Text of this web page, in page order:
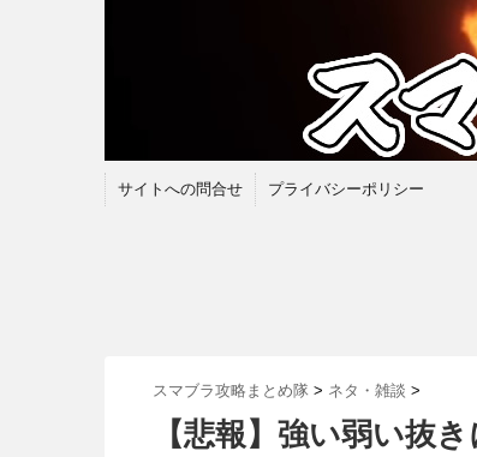
サイトへの問合せ プライバシーポリシー
スマブラ攻略まとめ隊 > ネタ・雑談 >
【悲報】強い弱い抜